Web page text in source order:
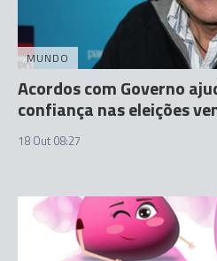
MUNDO
Acordos com Governo
confiança nas eleições
18 Out 08:27